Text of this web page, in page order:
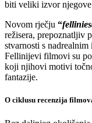
biti veliki izvor
Novom rječju “
režisera, prepoznatljiv
stvarnosti s
Fellinijevi filmovi su
koji njihovi motivi
fantazije.
O ciklusu recenzija